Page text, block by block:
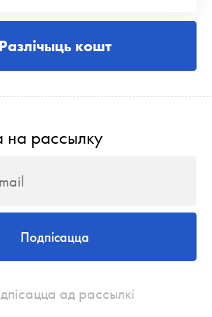
Разлічыць кошт
на рассылку
Подпісацца
ад рассылкі